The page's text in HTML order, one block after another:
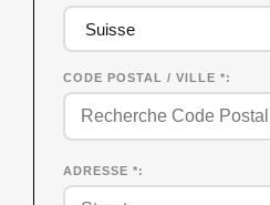
CODE POSTAL / VILLE *
ADRESSE *